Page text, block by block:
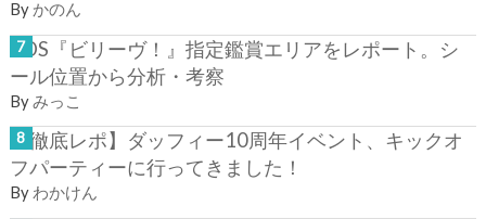
By かのん
TDS『ビリーヴ！』指定鑑賞エリアをレポート。シ
ール位置から分析・考察
By みっこ
【徹底レポ】ダッフィー10周年イベント、キックオ
フパーティーに行ってきました！
By わかけん